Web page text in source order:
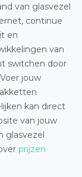
van glasvezel
continue
en
van
switchen door
jouw
kan direct
van jouw
glasvezel
prijzen